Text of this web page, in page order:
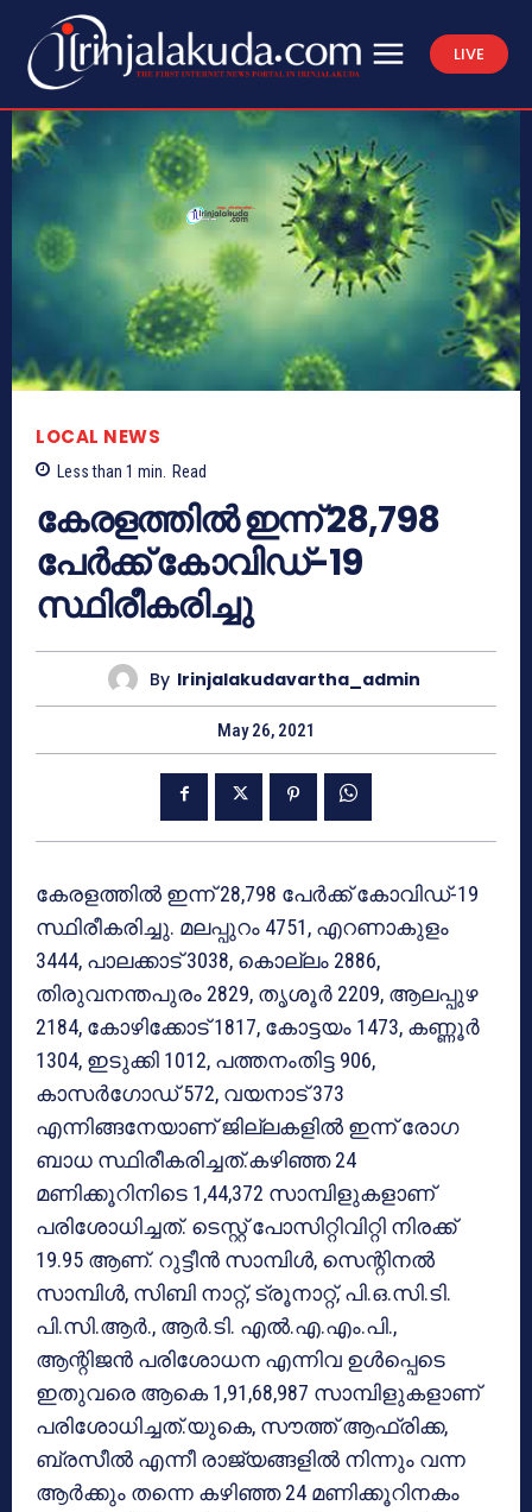
LIVE
LOCAL NEWS
Less than 1 min. Read
കേരളത്തില്‍ ഇന്ന് 28,798
പേര്‍ക്ക് കോവിഡ്-19
സ്ഥിരീകരിച്ചു
By Irinjalakudavartha_admin
May 26, 2021
കേരളത്തില്‍ ഇന്ന് 28,798 പേര്‍ക്ക് കോവിഡ്-19
സ്ഥിരീകരിച്ചു. മലപ്പുറം 4751, എറണാകുളം
3444, പാലക്കാട് 3038, കൊല്ലം 2886,
തിരുവനന്തപുരം 2829, തൃശൂര്‍ 2209, ആലപ്പുഴ
2184, കോഴിക്കോട് 1817, കോട്ടയം 1473, കണ്ണൂര്‍
1304, ഇടുക്കി 1012, പത്തനംതിട്ട 906,
കാസര്‍ഗോഡ് 572, വയനാട് 373
എന്നിങ്ങനേയാണ് ജില്ലകളില്‍ ഇന്ന് രോഗ
ബാധ സ്ഥിരീകരിച്ചത്.കഴിഞ്ഞ 24
മണിക്കൂറിനിടെ 1,44,372 സാമ്പിളുകളാണ്
പരിശോധിച്ചത്. ടെസ്റ്റ് പോസിറ്റിവിറ്റി നിരക്ക്
19.95 ആണ്. റുട്ടീന്‍ സാമ്പിള്‍, സെന്റിനല്‍
സാമ്പിള്‍, സിബി നാറ്റ്, ട്രൂനാറ്റ്, പി.ഒ.സി.ടി.
പി.സി.ആര്‍., ആര്‍.ടി. എല്‍.എ.എം.പി.,
ആന്റിജന്‍ പരിശോധന എന്നിവ ഉള്‍പ്പെടെ
ഇതുവരെ ആകെ 1,91,68,987 സാമ്പിളുകളാണ്
പരിശോധിച്ചത്.യുകെ, സൗത്ത് ആഫ്രിക്ക,
ബ്രസീല്‍ എന്നീ രാജ്യങ്ങളില്‍ നിന്നും വന്ന
ആര്‍ക്കും തന്നെ കഴിഞ്ഞ 24 മണിക്കൂറിനകം